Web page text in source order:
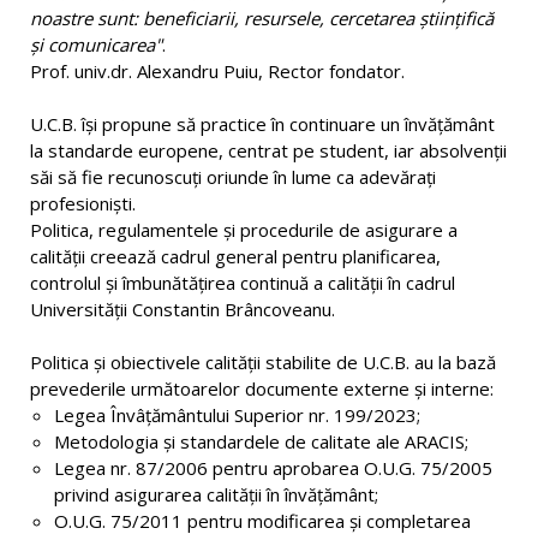
noastre sunt: beneficiarii, resursele, cercetarea ştiinţifică
și comunicarea".
Prof. univ.dr. Alexandru Puiu, Rector fondator.
U.C.B. îşi propune să practice în continuare un învăţământ
la standarde europene, centrat pe student, iar absolvenţii
săi să fie recunoscuţi oriunde în lume ca adevăraţi
profesionişti.
Politica, regulamentele şi procedurile de asigurare a
calităţii creează cadrul general pentru planificarea,
controlul şi îmbunătăţirea continuă a calităţii în cadrul
Universităţii Constantin Brâncoveanu.
Politica şi obiectivele calităţii stabilite de U.C.B. au la bază
prevederile următoarelor documente externe şi interne:
Legea Învâțământului Superior nr. 199/2023;
Metodologia şi standardele de calitate ale ARACIS;
Legea nr. 87/2006 pentru aprobarea O.U.G. 75/2005
privind asigurarea calităţii în învăţământ;
O.U.G. 75/2011 pentru modificarea şi completarea